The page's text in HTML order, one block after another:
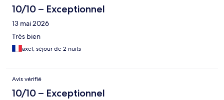
10/10 – Exceptionnel
13 mai 2026
Très bien
axel, séjour de 2 nuits
Avis vérifié
10/10 – Exceptionnel